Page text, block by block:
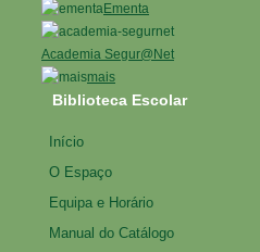
Ementa
Academia Segur@Net
mais
Biblioteca Escolar
Início
O Espaço
Equipa e Horário
Manual do Catálogo